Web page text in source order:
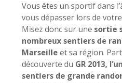
Vous êtes un sportif dans
vous dépasser lors de
Misez donc sur une sortie
nombreux sentiers de
Marseille et sa région.
découverte du GR 2013,
sentiers de grande